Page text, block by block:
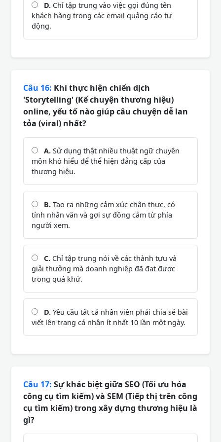
D. Chỉ tập trung vào việc gọi đúng tên
khách hàng trong các email quảng cáo tự
động.
Câu 16: Khi thực hiện chiến dịch
'Storytelling' (Kể chuyện thương hiệu)
online, yếu tố nào giúp câu chuyện dễ lan
tỏa (viral) nhất?
A. Sử dụng thật nhiều thuật ngữ chuyên
môn khó hiểu để thể hiện đẳng cấp của
thương hiệu.
B. Tạo ra những cảm xúc chân thực, có
tính nhân văn và gợi sự đồng cảm từ phía
người xem.
C. Chỉ tập trung nói về các thành tựu và
giải thưởng mà doanh nghiệp đã đạt được
trong quá khứ.
D. Yêu cầu tất cả nhân viên phải chia sẻ bài
viết lên trang cá nhân ít nhất 10 lần một ngày.
Câu 17: Sự khác biệt giữa SEO (Tối ưu hóa
công cụ tìm kiếm) và SEM (Tiếp thị trên công
cụ tìm kiếm) trong xây dựng thương hiệu là
gì?